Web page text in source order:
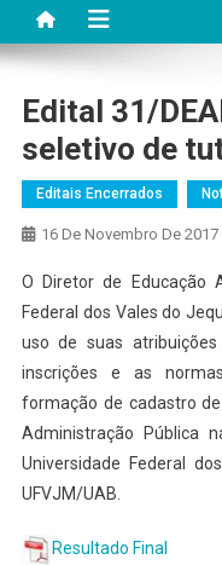
Edital 31/
seletivo de
Editais Encerrados
16 De Novembro De 2017
O Diretor de Educação
Federal dos Vales do
uso de suas
inscrições e as
formação de cadastro
Administração Pública
Universidade Federal
UFVJM/UAB.
Resultado Final